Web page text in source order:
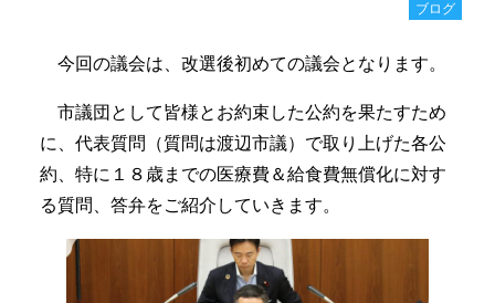
ブログ
今回の議会は、改選後初めての議会となります。
市議団として皆様とお約束した公約を果たすため
に、代表質問（質問は渡辺市議）で取り上げた各公
約、特に１８歳までの医療費＆給食費無償化に対す
る質問、答弁をご紹介していきます。